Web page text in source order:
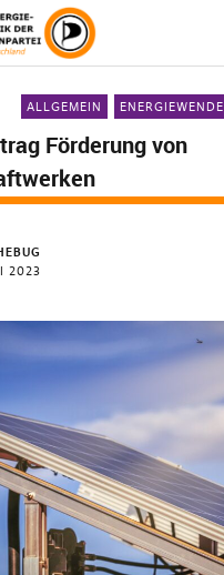
ALLGEMEIN ENERGIEWENDE
Förderung von
2023